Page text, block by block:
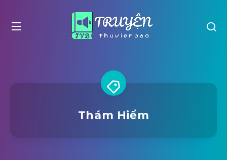
Thám Hiểm